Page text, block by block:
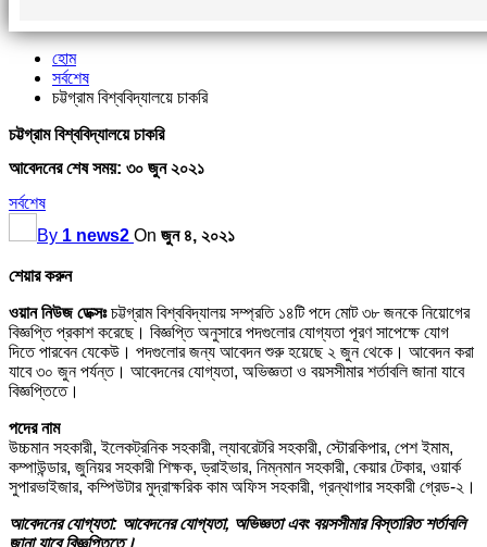
হোম
সর্বশেষ
চট্টগ্রাম বিশ্ববিদ্যালয়ে চাকরি
চট্টগ্রাম বিশ্ববিদ্যালয়ে চাকরি
আবেদনের শেষ সময়: ৩০ জুন ২০২১
সর্বশেষ
By 1 news2 On জুন ৪, ২০২১
শেয়ার করুন
ওয়ান নিউজ ডেক্সঃচট্টগ্রাম বিশ্ববিদ্যালয় সম্প্রতি ১৪টি পদে মোট ৩৮ জনকে নিয়োগের
বিজ্ঞপ্তি প্রকাশ করেছে। বিজ্ঞপ্তি অনুসারে পদগুলোর যোগ্যতা পূরণ সাপেক্ষে যোগ
দিতে পারবেন যেকেউ। পদগুলোর জন্য আবেদন শুরু হয়েছে ২ জুন থেকে। আবেদন করা
যাবে ৩০ জুন পর্যন্ত। আবেদনের যোগ্যতা, অভিজ্ঞতা ও বয়সসীমার শর্তাবলি জানা যাবে
বিজ্ঞপ্তিতে।
পদের নাম
উচ্চমান সহকারী, ইলেকট্রনিক সহকারী, ল্যাবরেটরি সহকারী, স্টোরকিপার, পেশ ইমাম,
কম্পাউন্ডার, জুনিয়র সহকারী শিক্ষক, ড্রাইভার, নিম্নমান সহকারী, কেয়ার টেকার, ওয়ার্ক
সুপারভাইজার, কম্পিউটার মুদ্রাক্ষরিক কাম অফিস সহকারী, গ্রন্থাগার সহকারী গ্রেড-২।
আবেদনের যোগ্যতা: আবেদনের যোগ্যতা, অভিজ্ঞতা এবং বয়সসীমার বিস্তারিত শর্তাবলি
জানা যাবে বিজ্ঞপ্তিতে।